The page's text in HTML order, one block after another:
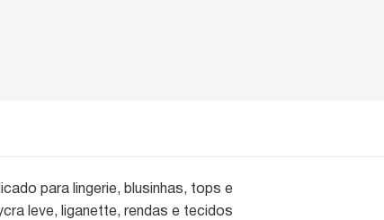
para lingerie, blusinhas, tops e
leve, liganette, rendas e tecidos